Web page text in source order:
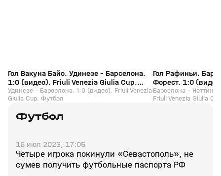
Гол Вакуна Байо. Удинезе - Барселона.
1:0 (видео). Friuli Venezia Giulia Cup.
Футбол
Удинезе - Барселона. 1:0 (видео). Friuli Venezia
Giulia Cup. Футбол
Гол Рафиньи.
Форест. 1:0
Cup. Футбол
Барселона -
Friuli Venezia Giulia
Футбол
16 июл 2023, 17:05
Четыре игрока покинули «Севастополь», не
сумев получить футбольные паспорта РФ